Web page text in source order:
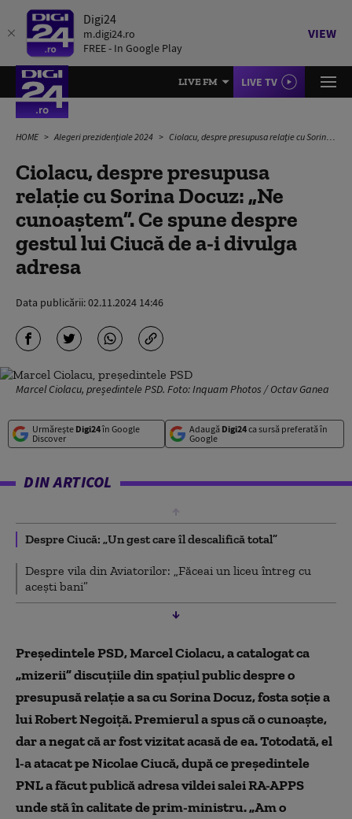
Digi24
m.digi24.ro
FREE - In Google Play
VIEW
LIVE FM LIVE TV
HOME Alegeri prezidențiale 2024 Ciolacu, despre presupusa relație cu Sorina Docuz: „Ne cunoaştem”. Ce spune despre gestul lui Ciucă de a-i divulga adresa
Ciolacu, despre presupusa
relație cu Sorina Docuz: „Ne
cunoaştem”. Ce spune despre
gestul lui Ciucă de a-i divulga
adresa
Data publicării:02.11.2024 14:46
Marcel Ciolacu, președintele PSD. Foto: Inquam Photos / Octav Ganea
Urmărește Digi24în Google
Discover
Adaugă Digi24ca sursă preferată în
Google
DIN ARTICOL
Despre Ciucă: „Un gest care îl descalifică total”
Despre vila din Aviatorilor: „Făceai un liceu întreg cu
aceşti bani”
Preşedintele PSD, Marcel Ciolacu, a catalogat ca
„mizerii” discuțiile din spațiul public despre o
presupusă relație a sa cu Sorina Docuz, fosta soție a
lui Robert Negoiţă. Premierul a spus că o cunoaște,
dar a negat că ar fost vizitat acasă de ea. Totodată, el
l-a atacat pe Nicolae Ciucă, după ce președintele
PNL a făcut publică adresa vildei salei RA-APPS
unde stă în calitate de prim-ministru. „Am o